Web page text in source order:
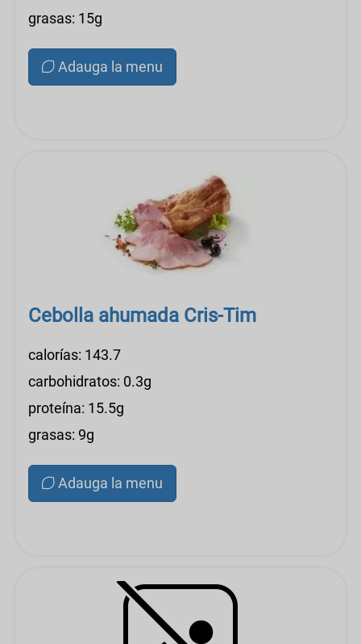
grasas: 15g
Adauga la menu
Cebolla ahumada Cris-Tim
calorías: 143.7
carbohidratos: 0.3g
proteína: 15.5g
grasas: 9g
Adauga la menu